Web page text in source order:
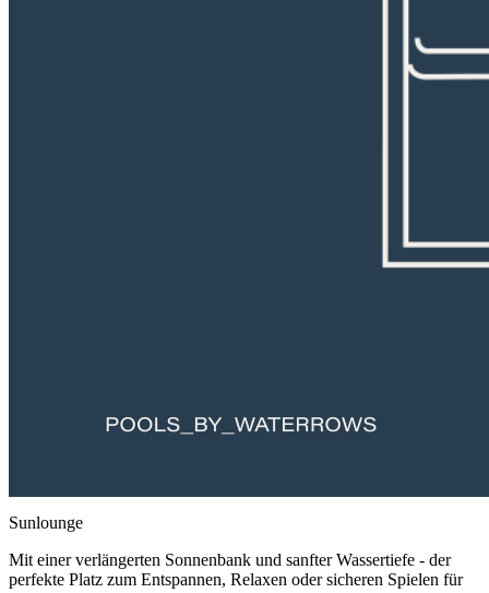
Sunlounge
Mit einer verlängerten Sonnenbank und sanfter Wassertiefe - der
perfekte Platz zum Entspannen, Relaxen oder sicheren Spielen für